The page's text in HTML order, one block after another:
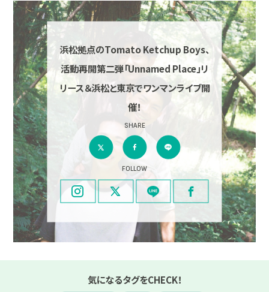
浜松拠点のTomato Ketchup Boys、
活動再開第二弾「Unnamed Place」リ
リース＆浜松と東京でワンマンライブ開
催！
SHARE
FOLLOW
気になるタグをCHECK！